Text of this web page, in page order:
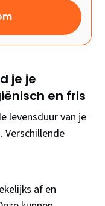
je je
en fris
levensduur van je
Verschillende
af en